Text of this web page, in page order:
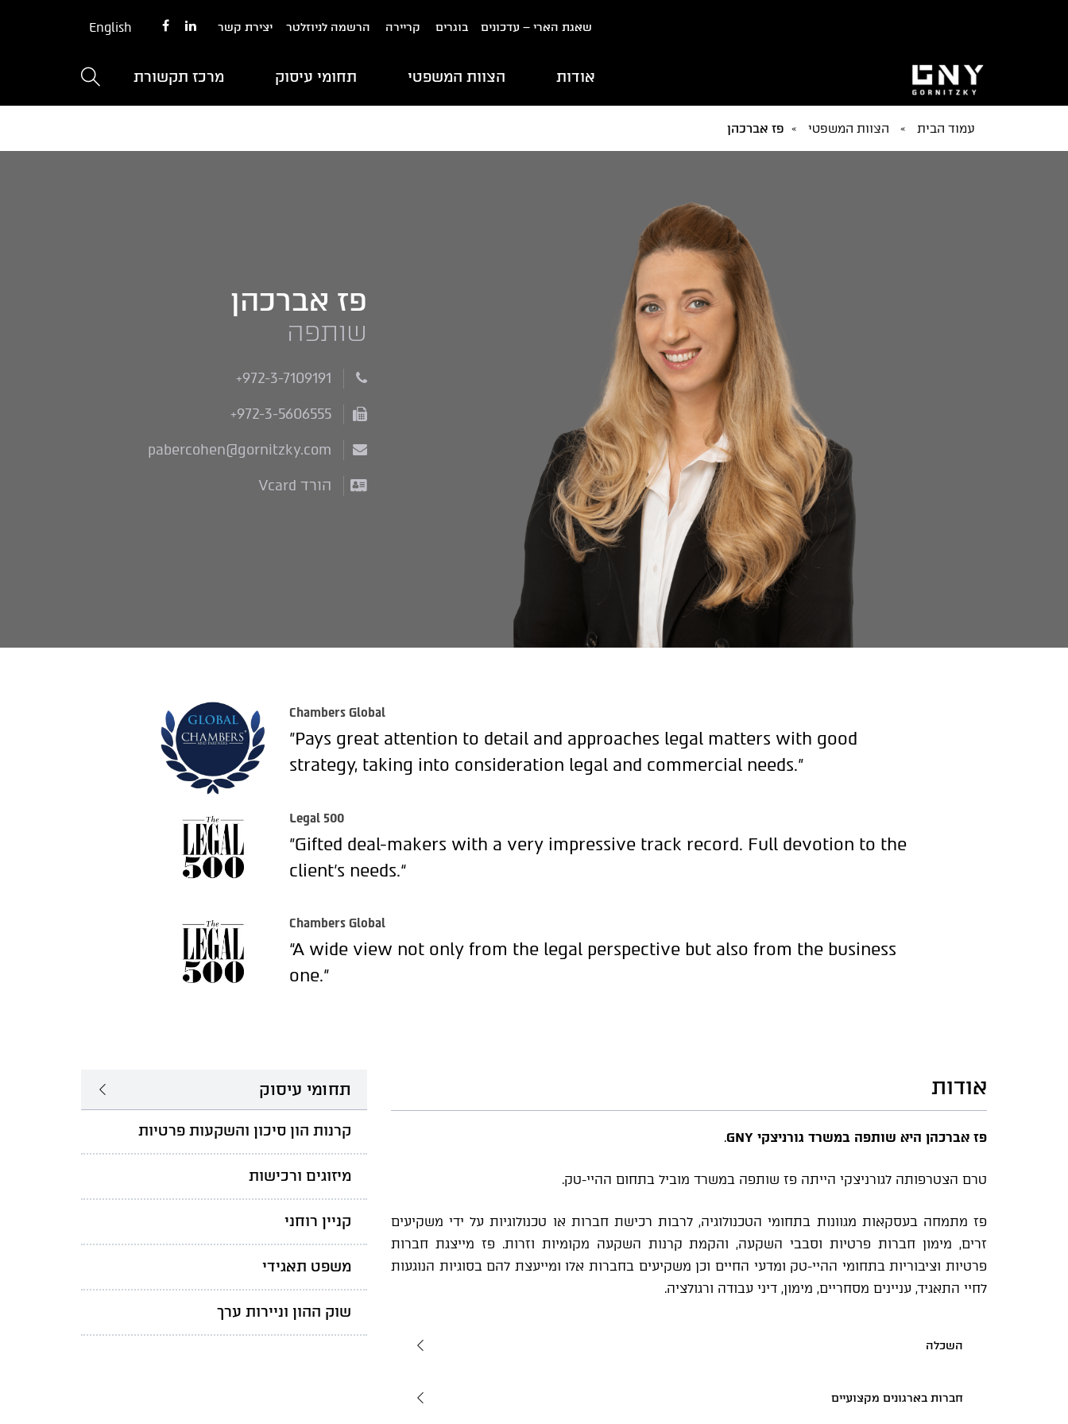
שאגת הארי – עדכונים בוגרים קריירה הרשמה לניוזלטר יצירת קשר English
אודות הצוות המשפטי תחומי עיסוק מרכז תקשורת
עמוד הבית » הצוות המשפטי » פז אברכהן
פז אברכהן
שותפה
+972-3-7109191
+972-3-5606555
pabercohen@gornitzky.com
הורד Vcard
Chambers Global
"Pays great attention to detail and approaches legal matters with good
strategy, taking into consideration legal and commercial needs."
Legal 500
"Gifted deal-makers with a very impressive track record. Full devotion to the
client’s needs.“
Chambers Global
“A wide view not only from the legal perspective but also from the business
one.”
אודות
פז אברכהן היא שותפה במשרד גורניצקי GNY .
טרם הצטרפותה לגורניצקי הייתה פז שותפה במשרד מוביל בתחום ההיי-טק.
פז מתמחה בעסקאות מגוונות בתחומי הטכנולוגיה, לרבות רכישת חברות או טכנולוגיות על ידי משקיעים
זרים, מימון חברות פרטיות וסבבי השקעה, והקמת קרנות השקעה מקומיות וזרות. פז מייצגת חברות
פרטיות וציבוריות בתחומי ההיי-טק ומדעי החיים וכן משקיעים בחברות אלו ומייעצת להם בסוגיות הנוגעות
לחיי התאגיד, עניינים מסחריים, מימון, דיני עבודה ורגולציה.
השכלה
חברות בארגונים מקצועיים
תחומי עיסוק
קרנות הון סיכון והשקעות פרטיות
מיזוגים ורכישות
קניין רוחני
משפט תאגידי
שוק ההון וניירות ערך